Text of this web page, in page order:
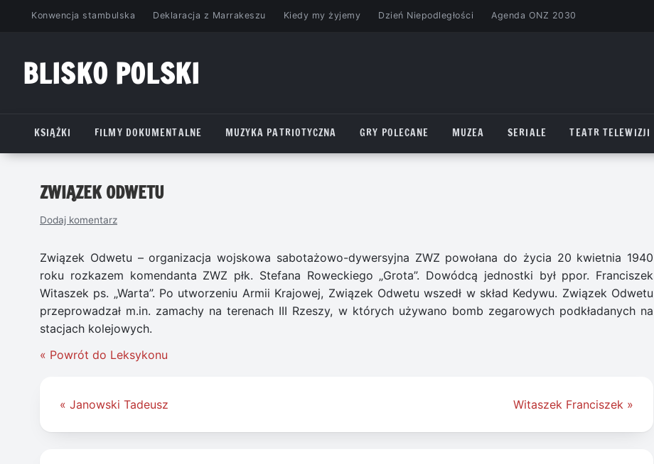
PrzejdźKonwencja stambulska Deklaracja z Marrakeszu Kiedy my żyjemy Dzień Niepodległości Agenda ONZ 2030
BLISKO POLSKI
KSIĄŻKI
FILMY DOKUMENTALNE MUZYKA PATRIOTYCZNA GRY POLECANE MUZEA SERIALE TEATR TELEWIZJI
ZWIĄZEK ODWETU
Dodaj komentarz
Związek Odwetu – organizacja wojskowa sabotażowo-dywersyjna ZWZ powołana do życia 20 kwietnia 1940
roku rozkazem komendanta ZWZ płk. Stefana Roweckiego „Grota”. Dowódcą jednostki był ppor. Franciszek
Witaszek ps. „Warta”. Po utworzeniu Armii Krajowej, Związek Odwetu wszedł w skład Kedywu. Związek Odwetu
przeprowadzał m.in. zamachy na terenach III Rzeszy, w których używano bomb zegarowych podkładanych na
stacjach kolejowych.
« Powrót do Leksykonu
Nawigacja
« Janowski Tadeusz Witaszek Franciszek »